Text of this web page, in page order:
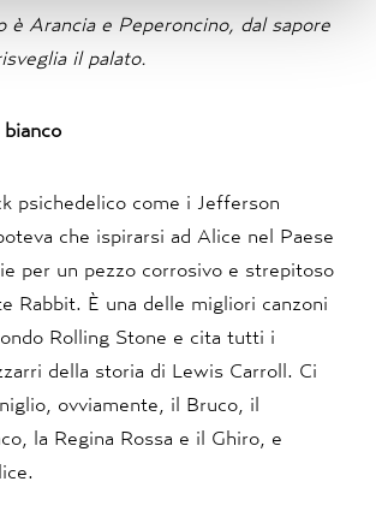
è Arancia e Peperoncino, dal sapore
il palato.
psichedelico come i Jefferson
che ispirarsi ad Alice nel Paese
per un pezzo corrosivo e strepitoso
Rabbit. È una delle migliori canzoni
Rolling Stone e cita tutti i
della storia di Lewis Carroll. Ci
ovviamente, il Bruco, il
la Regina Rossa e il Ghiro, e